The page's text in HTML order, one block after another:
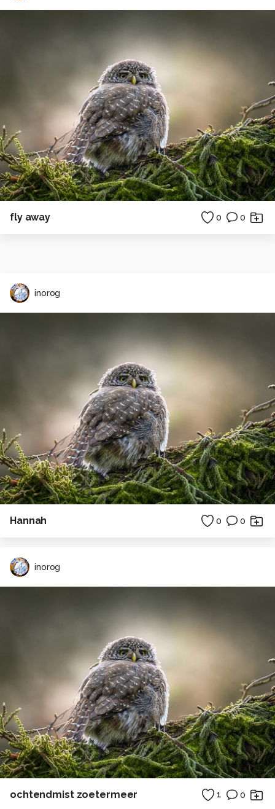
fly away 0 0
inorog
Hannah 0 0
inorog
ochtendmist zoetermeer 1 0